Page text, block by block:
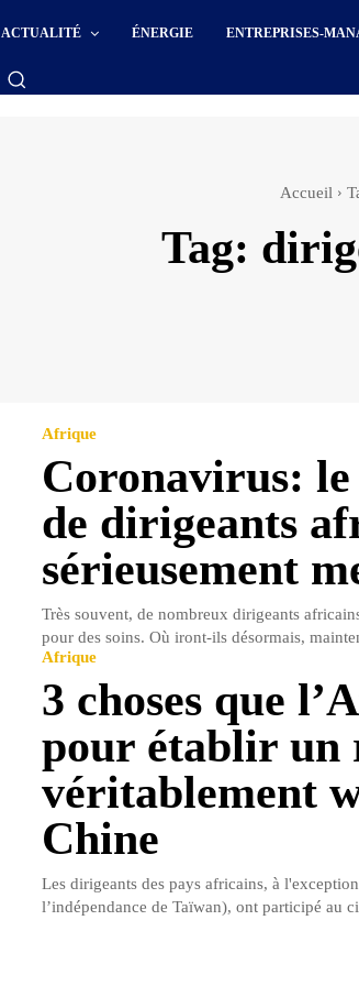
ACTUALITÉ ÉNERGIE ENTREPRISES-
Accueil
Tag:
Afrique
Coronavirus:
de dirigeants
sérieusement
Très souvent, de nombreux dirigeants
pour des soins. Où iront-ils désormais,
Afrique
3 choses que
pour établir un
véritablement
Chine
Les dirigeants des pays africains, à
l’indépendance de Taïwan), ont participé au